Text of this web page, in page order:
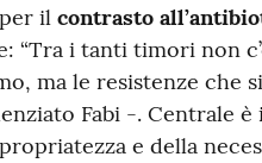
il contrasto
“Tra i tanti timori non
ma le resistenze
Fabi -. Centrale
e della